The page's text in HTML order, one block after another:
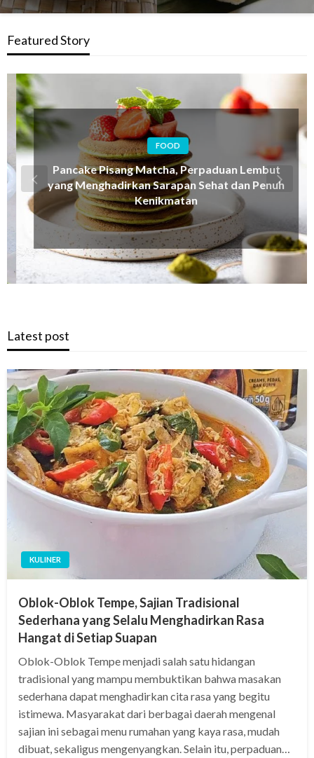
Featured Story
FOOD
Pancake Pisang Matcha, Perpaduan Lembut
yang Menghadirkan Sarapan Sehat dan Penuh
Kenikmatan
Latest post
KULINER
Oblok-Oblok Tempe, Sajian Tradisional
Sederhana yang Selalu Menghadirkan Rasa
Hangat di Setiap Suapan
Oblok-Oblok Tempe menjadi salah satu hidangan
tradisional yang mampu membuktikan bahwa masakan
sederhana dapat menghadirkan cita rasa yang begitu
istimewa. Masyarakat dari berbagai daerah mengenal
sajian ini sebagai menu rumahan yang kaya rasa, mudah
dibuat, sekaligus mengenyangkan. Selain itu, perpaduan…